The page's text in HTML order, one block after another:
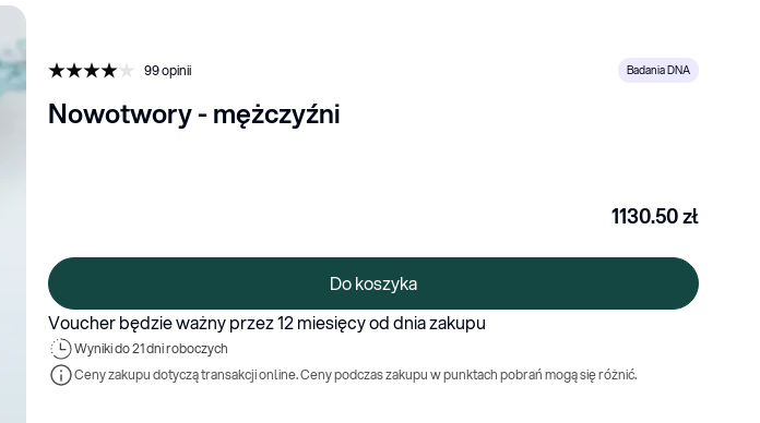
99opinii Badania DNA
Nowotwory - mężczyźni
1130.50zł
Do koszyka
Voucher będzie ważny przez 12 miesięcy od dnia zakupu
Wyniki do 21 dni roboczych
Ceny zakupu dotyczą transakcji online. Ceny podczas zakupu w punktach pobrań mogą się różnić.